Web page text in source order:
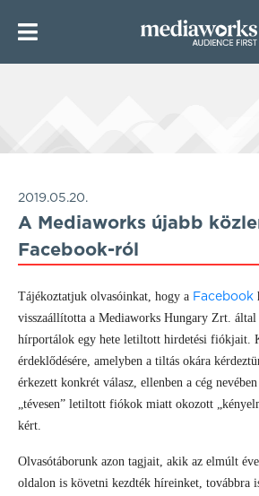
2019.05.20.
A Mediaworks újabb
Facebook-ról
Tájékoztatjuk olvasóinkat, hogy a Facebook
visszaállította a Mediaworks Hungary Zrt.
hírportálok egy hete letiltott hirdetési fiókjait.
érdeklődésére, amelyben a tiltás okára
érkezett konkrét válasz, ellenben a cég
„tévesen” letiltott fiókok miatt okozott
kért.
Olvasótáborunk azon tagjait, akik az elmúlt
oldalon is követni kezdték híreinket, továbbra